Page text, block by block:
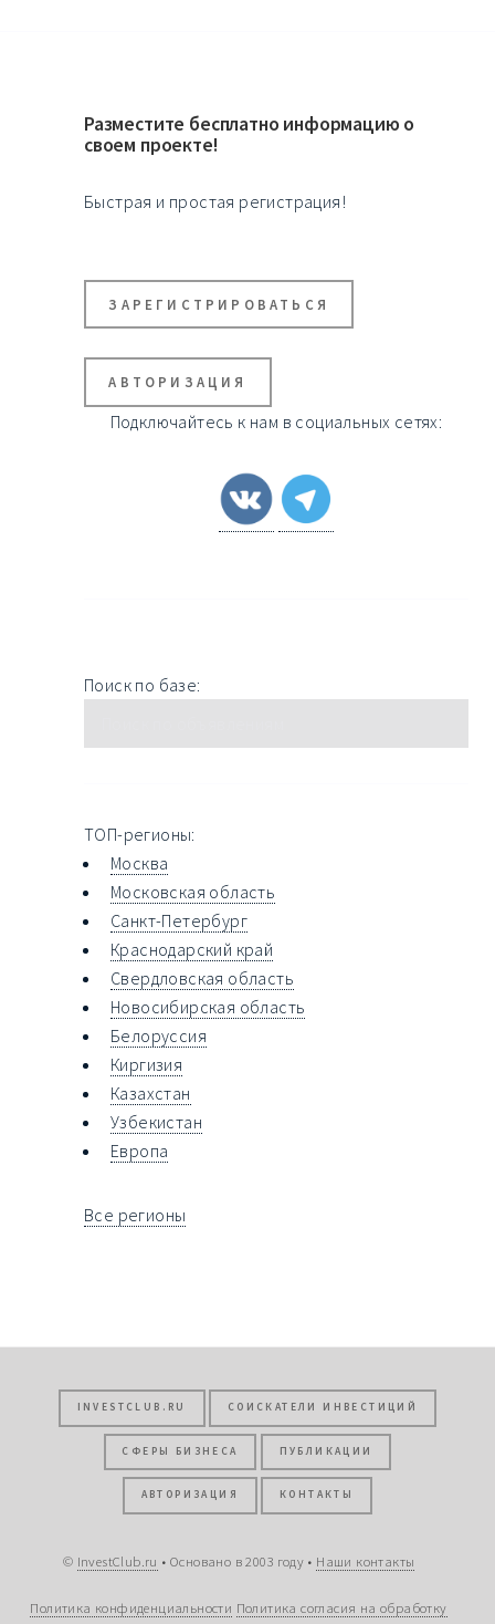
Разместите бесплатно информацию о
своем проекте!
Быстрая и простая регистрация!
ЗАРЕГИСТРИРОВАТЬСЯ
АВТОРИЗАЦИЯ
Подключайтесь к нам в социальных сетях:
Поиск по базе:
ТОП-регионы:
Москва
Московская область
Санкт-Петербург
Краснодарский край
Свердловская область
Новосибирская область
Белоруссия
Киргизия
Казахстан
Узбекистан
Европа
Все регионы
INVESTCLUB.RU СОИСКАТЕЛИ ИНВЕСТИЦИЙ
СФЕРЫ БИЗНЕСА ПУБЛИКАЦИИ
АВТОРИЗАЦИЯ КОНТАКТЫ
© InvestClub.ru • Основано в 2003 году • Наши контакты
Политика конфиденциальности Политика согласия на обработку